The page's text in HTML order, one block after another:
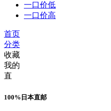
一口价低
一口价高
首页
分类
收藏
我的
直
100%日本直邮